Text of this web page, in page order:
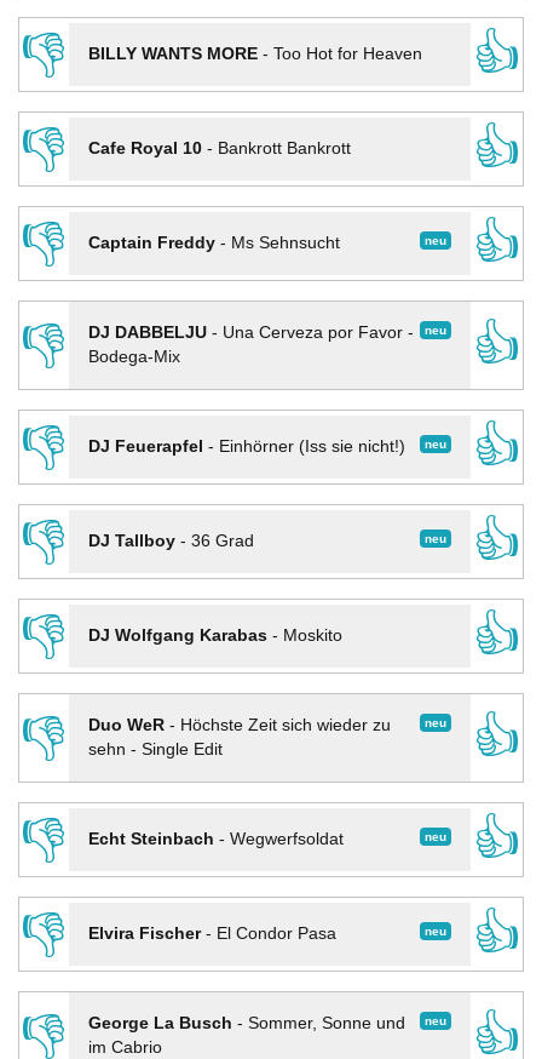
👎
BILLY WANTS MORE- Too Hot for Heaven
👍
👎
Cafe Royal 10- Bankrott Bankrott
👍
👎
neu
Captain Freddy- Ms Sehnsucht
👍
👎
neu
DJ DABBELJU- Una Cerveza por Favor -
Bodega-Mix
👍
👎
neu
DJ Feuerapfel - Einhörner (Iss sie nicht!)
👍
👎
neu
DJ Tallboy- 36 Grad
👍
👎
DJ Wolfgang Karabas- Moskito
👍
👎
neu
Duo WeR- Höchste Zeit sich wieder zu
sehn - Single Edit
👍
👎
neu
Echt Steinbach - Wegwerfsoldat
👍
👎
neu
Elvira Fischer- El Condor Pasa
👍
👎
neu
George La Busch - Sommer, Sonne und
im Cabrio
👍